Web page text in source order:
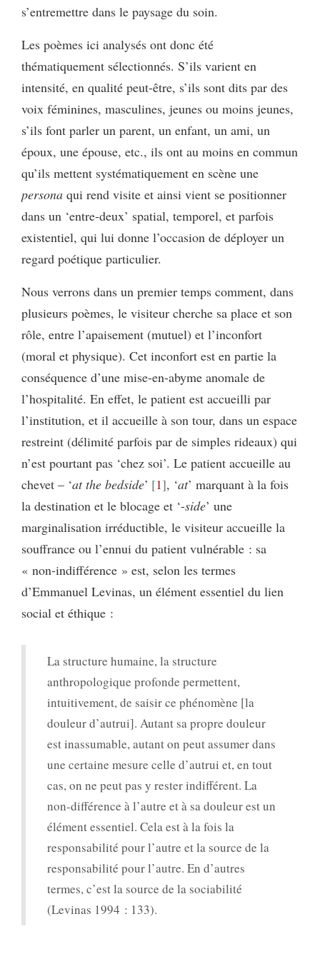
s’entremettre dans le paysage du soin.
Les poèmes ici analysés ont donc été
thématiquement sélectionnés. S’ils varient en
intensité, en qualité peut-être, s’ils sont dits par des
voix féminines, masculines, jeunes ou moins jeunes,
s’ils font parler un parent, un enfant, un ami, un
époux, une épouse, etc., ils ont au moins en commun
qu’ils mettent systématiquement en scène une
persona qui rend visite et ainsi vient se positionner
dans un ‘entre-deux’ spatial, temporel, et parfois
existentiel, qui lui donne l’occasion de déployer un
regard poétique particulier.
Nous verrons dans un premier temps comment, dans
plusieurs poèmes, le visiteur cherche sa place et son
rôle, entre l’apaisement (mutuel) et l’inconfort
(moral et physique). Cet inconfort est en partie la
conséquence d’une mise-en-abyme anomale de
l’hospitalité. En effet, le patient est accueilli par
l’institution, et il accueille à son tour, dans un espace
restreint (délimité parfois par de simples rideaux) qui
n’est pourtant pas ‘chez soi’. Le patient accueille au
chevet – ‘at the bedside’ 1 , ‘at’ marquant à la fois
la destination et le blocage et ‘-side’ une
marginalisation irréductible, le visiteur accueille la
souffrance ou l’ennui du patient vulnérable : sa
« non-indifférence » est, selon les termes
d’Emmanuel Levinas, un élément essentiel du lien
social et éthique :
La structure humaine, la structure
anthropologique profonde permettent,
intuitivement, de saisir ce phénomène [la
douleur d’autrui]. Autant sa propre douleur
est inassumable, autant on peut assumer dans
une certaine mesure celle d’autrui et, en tout
cas, on ne peut pas y rester indifférent. La
non-différence à l’autre et à sa douleur est un
élément essentiel. Cela est à la fois la
responsabilité pour l’autre et la source de la
responsabilité pour l’autre. En d’autres
termes, c’est la source de la sociabilité
(Levinas 1994 : 133).